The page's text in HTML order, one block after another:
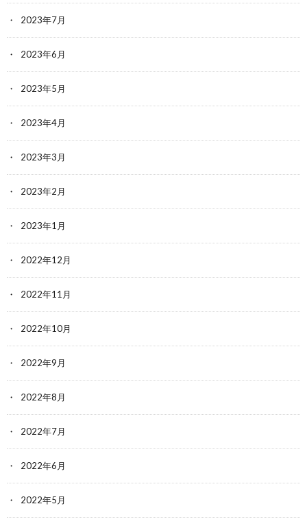
2023年7月
2023年6月
2023年5月
2023年4月
2023年3月
2023年2月
2023年1月
2022年12月
2022年11月
2022年10月
2022年9月
2022年8月
2022年7月
2022年6月
2022年5月